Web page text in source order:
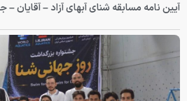
آیین نامه مسابقه شنای آبهای آزاد – آقایان –